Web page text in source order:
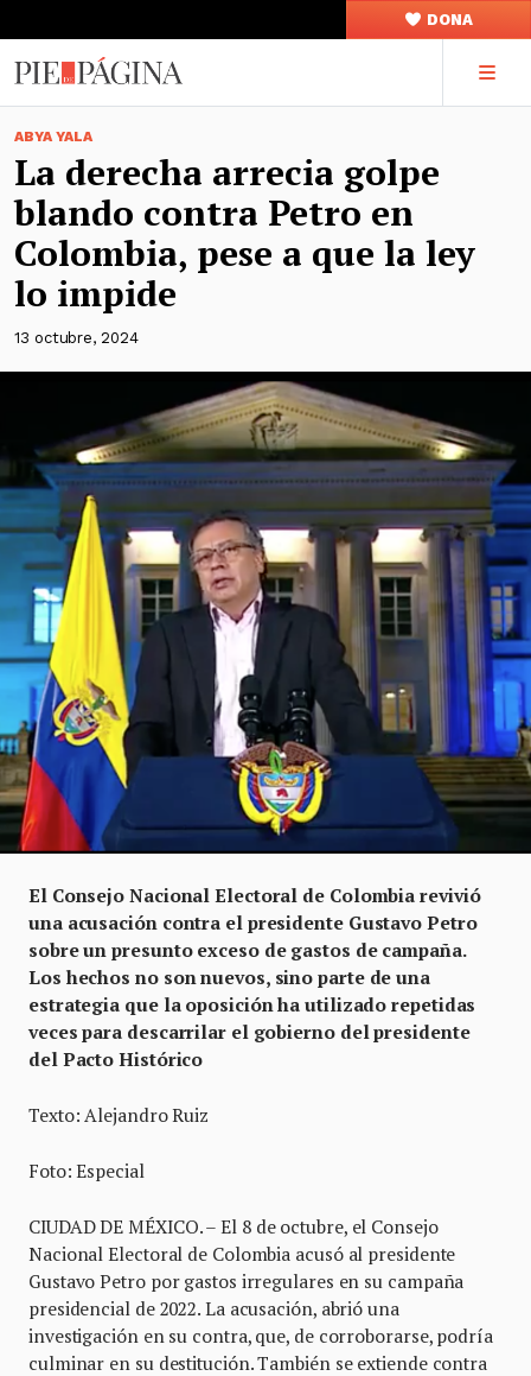
DONA
ABYA YALA
La derecha arrecia golpe
blando contra Petro en
Colombia, pese a que la ley
lo impide
13 octubre, 2024
El Consejo Nacional Electoral de Colombia revivió
una acusación contra el presidente Gustavo Petro
sobre un presunto exceso de gastos de campaña.
Los hechos no son nuevos, sino parte de una
estrategia que la oposición ha utilizado repetidas
veces para descarrilar el gobierno del presidente
del Pacto Histórico
Texto: Alejandro Ruiz
Foto: Especial
CIUDAD DE MÉXICO. – El 8 de octubre, el Consejo
Nacional Electoral de Colombia acusó al presidente
Gustavo Petro por gastos irregulares en su campaña
presidencial de 2022. La acusación, abrió una
investigación en su contra, que, de corroborarse, podría
culminar en su destitución. También se extiende contra